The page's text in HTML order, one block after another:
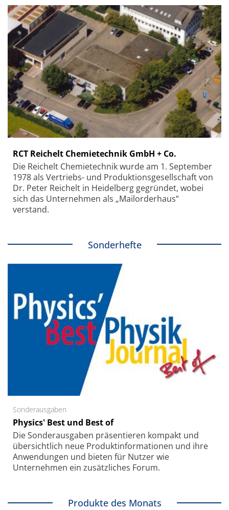
RCT Reichelt Chemietechnik GmbH + Co.
Die Reichelt Chemietechnik wurde am 1. September
1978 als Vertriebs- und Produktionsgesellschaft von
Dr. Peter Reichelt in Heidelberg gegründet, wobei
sich das Unternehmen als „Mailorderhaus“
verstand.
Sonderhefte
Sonderausgaben
Physics' Best und Best of
Die Sonder­ausgaben präsentieren kompakt und
übersichtlich neue Produkt­informationen und ihre
Anwendungen und bieten für Nutzer wie
Unternehmen ein zusätzliches Forum.
Produkte des Monats